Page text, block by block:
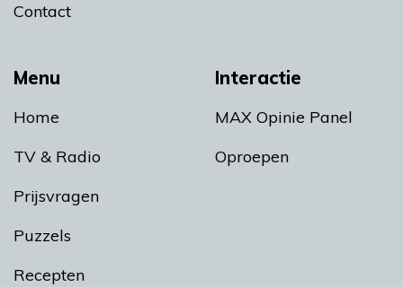
Menu
Home
TV & Radio
Prijsvragen
Puzzels
Recepten
Interactie
MAX Opinie Panel
Oproepen
Contact